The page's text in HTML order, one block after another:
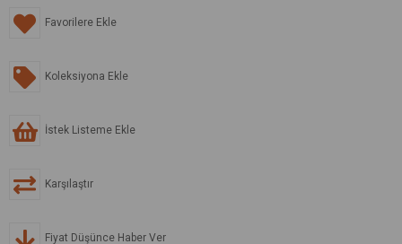
Favorilere Ekle
Koleksiyona Ekle
İstek Listeme Ekle
Karşılaştır
Fiyat Düşünce Haber Ver